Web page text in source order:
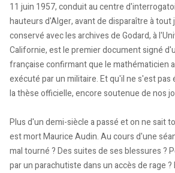
11 juin 1957, conduit au centre
hauteurs d'Alger, avant de disparaître à tout
conservé avec les archives de Godard, à
Californie, est le premier document signé
française confirmant que le mathématicien
exécuté par un militaire. Et qu'il ne s'est pas
la thèse officielle, encore soutenue de nos
Plus d'un demi-siècle a passé et on ne sait
est mort Maurice Audin. Au cours d'une
mal tourné ? Des suites de ses blessures ?
par un parachutiste dans un accès de rage